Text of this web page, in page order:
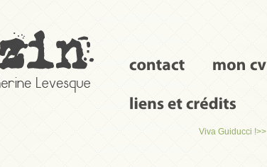
Viva Guiducci !>>